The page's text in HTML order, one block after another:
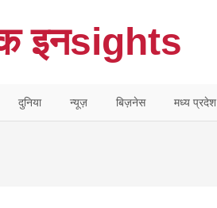
इनsights
दुनिया न्यूज़ बिज़नेस मध्य प्रदेश